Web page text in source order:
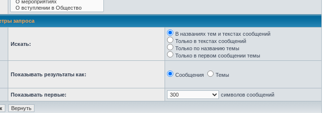
запроса
Искать:
В названиях тем и текстах сообщений
Только в текстах сообщений
Только по названию темы
Только в первом сообщении темы
Показывать результаты как: Сообщения Темы
Показывать первые: символов сообщений